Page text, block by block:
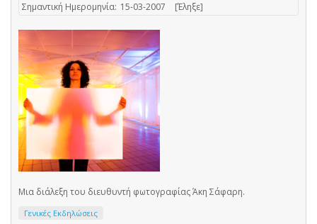
Σημαντική Ημερομηνία: 15-03-2007 [Έληξε]
Μια διάλεξη του διευθυντή φωτογραφίας Άκη Σάφαρη.
Γενικές Εκδηλώσεις